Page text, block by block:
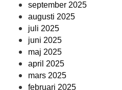
september 2025
augusti 2025
juli 2025
juni 2025
maj 2025
april 2025
mars 2025
februari 2025